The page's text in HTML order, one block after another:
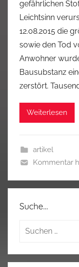
gefährlichen
Leichtsinn
12.08.2015 die
sowie den Tod
Anwohner
Bausubstanz
zerstört.
Weiterlesen
artikel
Kommentar
Suche…
Suchen